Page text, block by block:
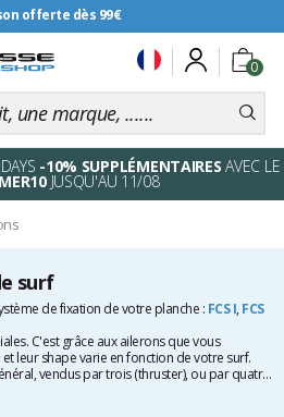
offerte dès 99€
0
-10% SUPPLÉMENTAIRES AVEC LE
JUSQU'AU 11/08
surf
de fixation de votre planche : FCS I,FCS
C'est grâce aux ailerons que vous
leur shape varie en fonction de votre surf.
vendus par trois (thruster), ou par quatre
(single), par deux (twin), voir par 5. Le